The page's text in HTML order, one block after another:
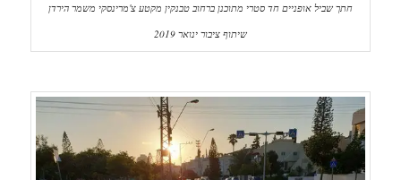
חתך שביל אופניים חד סטרי מתוכנן ברחוב טבנקין מקטע צ'מרינסקי משמר הירדן
שיתוף ציבור ינואר 2019